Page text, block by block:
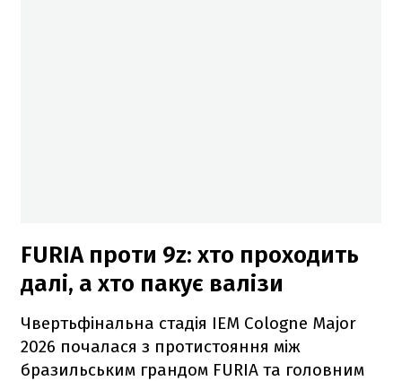
FURIA проти 9z: хто проходить
далі, а хто пакує валізи
Чвертьфінальна стадія IEM Cologne Major
2026 почалася з протистояння між
бразильським грандом FURIA та головним